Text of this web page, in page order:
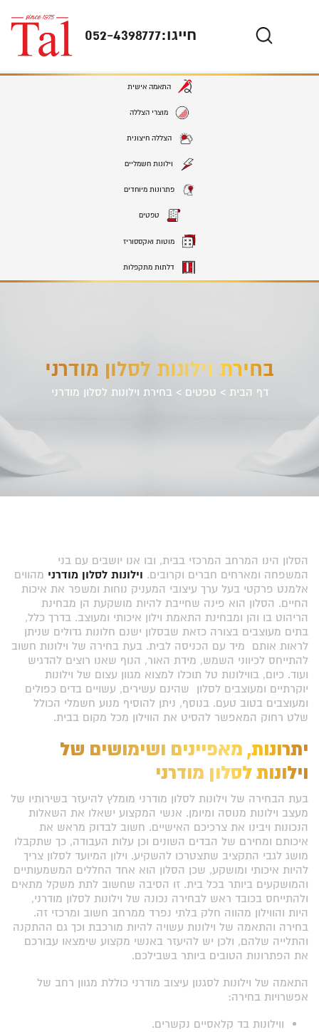
חייגו:052-4398777
התאמה אישית
מוצרי הצללה
הצללה חיצונית
וילונות חשמליים
פתרונות מיוחדים
טפטים
מוטות ואקססוריז
דלתות מתקפלות
בחירת וילונות לסלון מודרני
דף הבית > טפטים > בחירת וילונות לסלון מודרני
הסלון הינו המרחב המרכזי בבית, ובו אנו יושבים עם בני
המשפחה ומארחים חברים וקרובים. וילונות לסלון מודרני מהווים
אלמנט פרקטי בעל ערך עיצובי המעניק נוחות ומשפר את איכות
החיים. הסלון הוא פינה שחייבת להיות מושקעת הן מבחינת
הריהוט בו והן ומבחינת התאמת וילון איכותי ומעוצב. בדרך כלל,
בתים מעוצבים בצורה כזאת שבסלון ישנם חלונות גדולים שניתן
לראות אותם מיד עם הכניסה לבית. בעת בחירה של וילונות חשוב
להתייחס לכיווני השמש, מידת האור, הנוף שאנו רוצים להדגיש
ועוד. כיום, בווילונות טל תוכלו למצוא מגוון עצום של וילונות
יוקרתיים ומעוצבים לסלון שהינם עשירים, עשויים בדים כפולים
ומעוצבים בטוב טעם. בנוסף, ניתן להוסיף מנוע חשמלי הכולל
שלט רחוק המאפשר להסיט את הווילון מכל מקום בבית.
יתרונות, מאפיינים ושימושים של
וילונות לסלון מודרני
בעת הבחירה של וילונות לסלון מודרני מומלץ להיעזר בשירותיו של
מעצב וילונות מנוסה ומיומן. אנשי המקצוע ישאלו את השאלות
הנכונות ויבינו את צרכיכם האישיים. חשוב לבדוק מראש את
איכותם ומחירם של הבדים השונים וכן עלות העבודה, כך שתקבלו
מושג לגבי התקציב שתצטרכו להשקיע. וילון המיועד לסלון צריך
להיות איכותי ומושקע, שכן הסלון הוא אחד החללים המשמעותיים
והמושקעים ביותר בכל בית. זו הסיבה שחשוב לתת משקל מתאים
ולהתייחס בכובד ראש לבחירה נכונה של וילונות לסלון מודרני,
היות והווילון מהווה חלק בלתי נפרד ממרחב חשוב ומרכזי זה.
בחירה והתאמה של וילונות עשויה להיות מורכבת וכך גם ההתקנה
והתלייה שלהם, ולכן יש להיעזר באנשי מקצוע שימצאו עבורכם
את הפתרונות הטובים ביותר בשבילכם.
התאמה של וילונות לסגנון עיצוב מודרני כוללת מגוון רחב של
אפשרויות בחירה:
ווילונות בד קלאסיים נקשרים.